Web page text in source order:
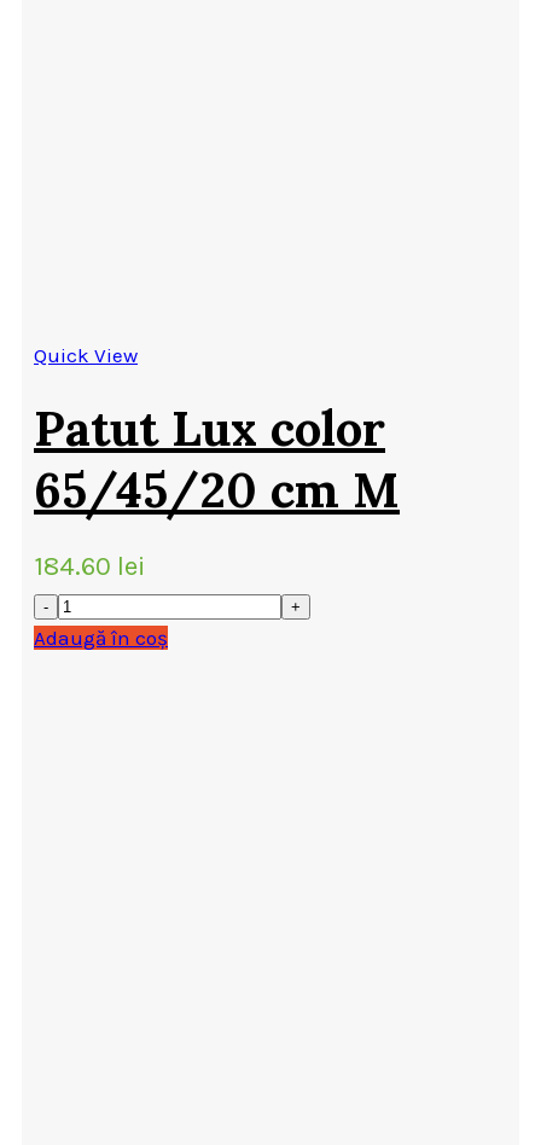
Quick View
Patut Lux color
65/45/20 cm M
184.60 lei
Adaugă în coș